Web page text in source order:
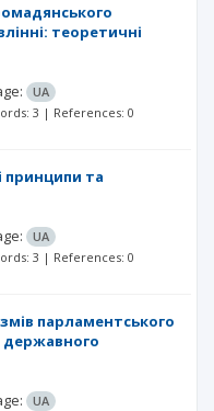
теоретичні
UA
3 | References: 0
принципи та
UA
3 | References: 0
парламентського
державного
UA